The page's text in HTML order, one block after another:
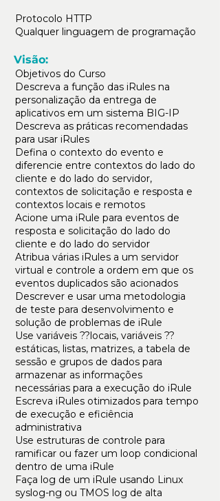
Protocolo HTTP
Qualquer linguagem de programação
Visão:
Objetivos do Curso
Descreva a função das iRules na
personalização da entrega de
aplicativos em um sistema BIG-IP
Descreva as práticas recomendadas
para usar iRules
Defina o contexto do evento e
diferencie entre contextos do lado do
cliente e do lado do servidor,
contextos de solicitação e resposta e
contextos locais e remotos
Acione uma iRule para eventos de
resposta e solicitação do lado do
cliente e do lado do servidor
Atribua várias iRules a um servidor
virtual e controle a ordem em que os
eventos duplicados são acionados
Descrever e usar uma metodologia
de teste para desenvolvimento e
solução de problemas de iRule
Use variáveis ??locais, variáveis ??
estáticas, listas, matrizes, a tabela de
sessão e grupos de dados para
armazenar as informações
necessárias para a execução do iRule
Escreva iRules otimizados para tempo
de execução e eficiência
administrativa
Use estruturas de controle para
ramificar ou fazer um loop condicional
dentro de uma iRule
Faça log de um iRule usando Linux
syslog-ng ou TMOS log de alta